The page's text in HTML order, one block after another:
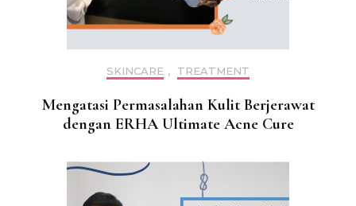
SKINCARE , TREATMENT
Mengatasi Permasalahan Kulit Berjerawat
dengan ERHA Ultimate Acne Cure